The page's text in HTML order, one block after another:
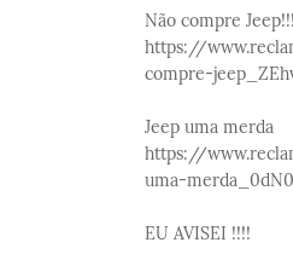
Não compre Jeep!!!
https://
compre-
Jeep uma merda
https://
uma-
EU AVISEI !!!!